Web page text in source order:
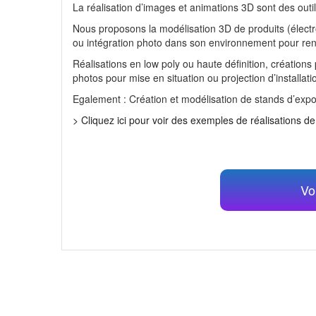
La réalisation d’images et animations 3D sont des
Nous proposons la modélisation 3D de produits
ou intégration photo dans son environnement pour
Réalisations en low poly ou haute définition,
photos pour mise en situation ou projection
Egalement : Création et modélisation de stands
> Cliquez ici pour voir des exemples de réalisations